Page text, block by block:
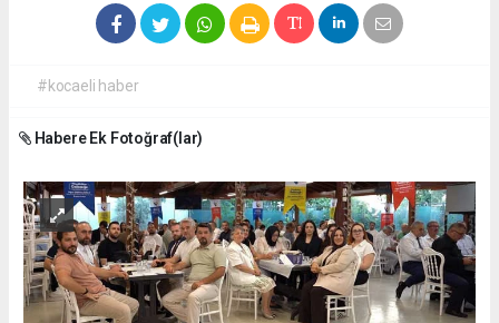
#kocaeli haber
Habere Ek Fotoğraf(lar)